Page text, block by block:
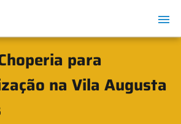
para
na Vila Augusta